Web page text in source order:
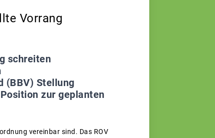
Vorrang
schreiten
(BBV) Stellung
zur geplanten
vereinbar sind. Das ROV